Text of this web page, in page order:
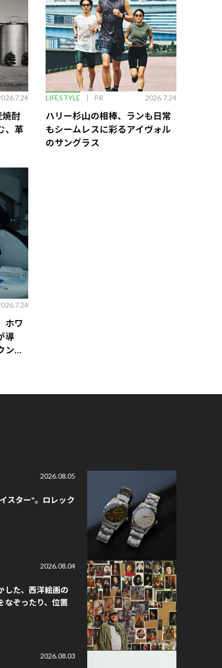
焼酎
、革
LIFESTYLE PR 2026.7.24
ハリー杉山の相棒、ランも日常
もシームレスに彩るアイヴォル
のサングラス
ホワ
導
ンジ
2026.08.05
スター"。ロレック
2026.08.04
した、西洋絵画の
なぞったり、位置
2026.08.03